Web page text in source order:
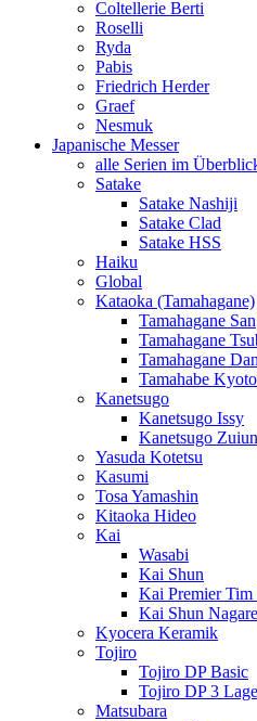
Coltellerie Berti
Roselli
Ryda
Pabis
Friedrich Herder
Graef
Nesmuk
Japanische Messer
alle Serien im
Satake
Satake Nashiji
Satake Clad
Satake HSS
Haiku
Global
Kataoka (Tamahagane)
Tamahagane San
Tamahagane
Tamahagane
Tamahabe
Kanetsugo
Kanetsugo Issy
Kanetsugo Zuiun
Yasuda Kotetsu
Kasumi
Tosa Yamashin
Kitaoka Hideo
Kai
Wasabi
Kai Shun
Kai Premier Tim
Kai Shun Nagare
Kyocera Keramik
Tojiro
Tojiro DP Basic
Tojiro DP 3
Matsubara